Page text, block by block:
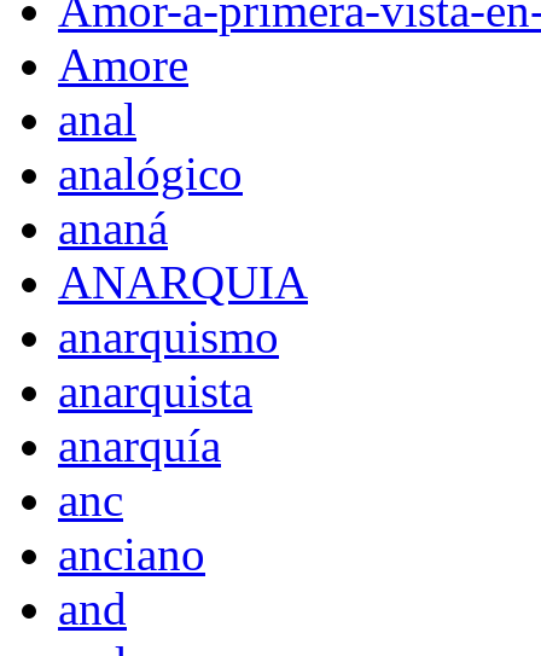
Amor-a-primera-vista-
Amore
anal
analógico
ananá
ANARQUIA
anarquismo
anarquista
anarquía
anc
anciano
and